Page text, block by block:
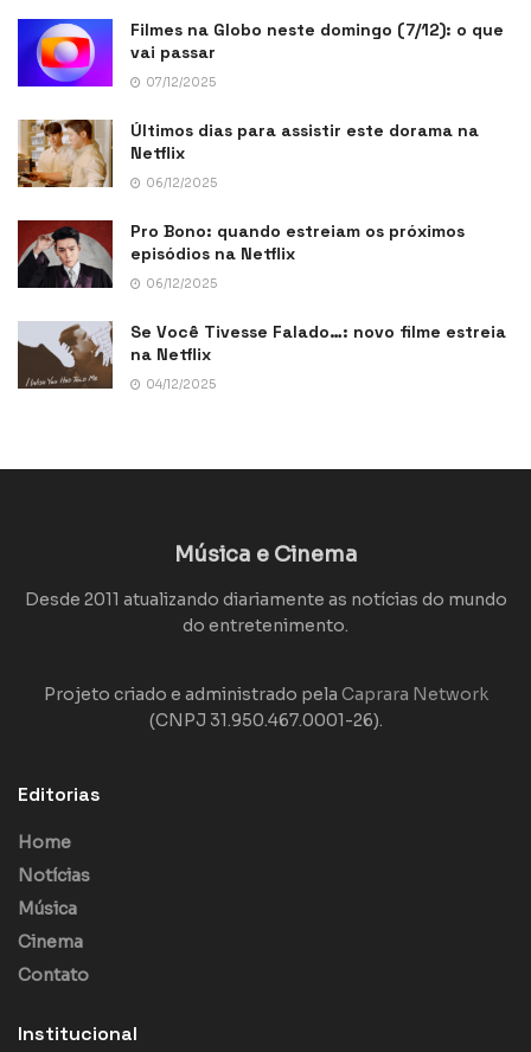
Filmes na Globo neste domingo (7/12): o que
vai passar
07/12/2025
Últimos dias para assistir este dorama na
Netflix
06/12/2025
Pro Bono: quando estreiam os próximos
episódios na Netflix
06/12/2025
Se Você Tivesse Falado…: novo filme estreia
na Netflix
04/12/2025
Música e Cinema
Desde 2011 atualizando diariamente as notícias do mundo
do entretenimento.
Projeto criado e administrado pela Caprara Network
(CNPJ 31.950.467.0001-26).
Editorias
Home
Notícias
Música
Cinema
Contato
Institucional